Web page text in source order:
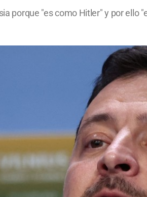
porque "es como Hitler" y por ello